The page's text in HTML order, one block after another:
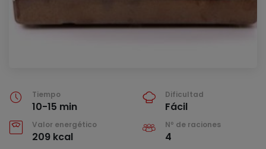
Tiempo
10-15 min
Dificultad
Fácil
Valor energético
209 kcal
Nº de raciones
4